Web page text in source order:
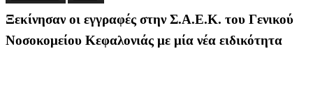
Ξεκίνησαν οι εγγραφές στην Σ.Α.Ε.Κ. του Γενικού
Νοσοκομείου Κεφαλονιάς με μία νέα ειδικότητα